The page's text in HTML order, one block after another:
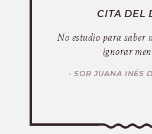
CITA DEL
No estudio para saber
ignorar
- SOR JUANA INÉS